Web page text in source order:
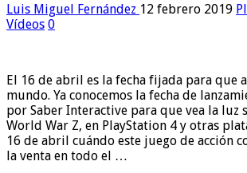
Luis Miguel Fernández 12 febrero 2019
Vídeos 0
El 16 de abril es la fecha fijada para que
mundo. Ya conocemos la fecha de
por Saber Interactive para que vea la luz
World War Z, en PlayStation 4 y otras
16 de abril cuándo este juego de acción
la venta en todo el …